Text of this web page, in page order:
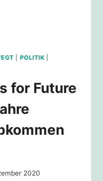
POLITIK
for Future
2020